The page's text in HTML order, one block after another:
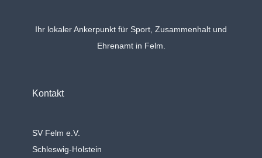
Ihr lokaler Ankerpunkt für Sport, Zusammenhalt und
Ehrenamt in Felm.
Kontakt
SV Felm e.V.
Schleswig-Holstein